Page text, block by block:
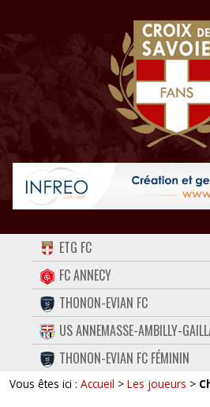
ACCUEIL
FORUM
CONTACT
FACEBOOK
TWITTER
ETG FC
FC ANNECY
THONON-EVIAN FC
US ANNEMASSE-AMBILLY-
THONON-EVIAN FC FÉMININ
Vous êtes ici : Accueil > Les joueurs >